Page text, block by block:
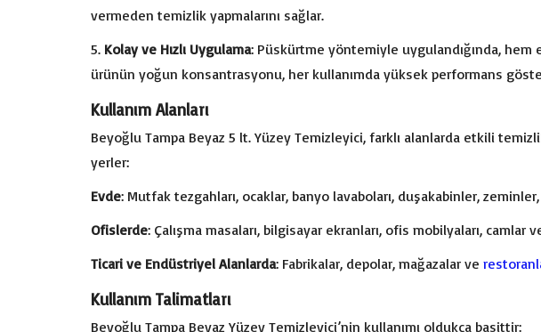
vermeden temizlik yapmalarını sağlar.
Kolay ve Hızlı Uygulama: Püskürtme yöntemiyle uygulandığında, hem
ürünün yoğun konsantrasyonu, her kullanımda yüksek performans
Kullanım Alanları
Beyoğlu Tampa Beyaz 5 lt. Yüzey Temizleyici, farklı alanlarda etkili
yerler:
Evde: Mutfak tezgahları, ocaklar, banyo lavaboları, duşakabinler,
Ofislerde: Çalışma masaları, bilgisayar ekranları, ofis mobilyaları,
Ticari ve Endüstriyel Alanlarda: Fabrikalar, depolar, mağazalar ve
Kullanım Talimatları
Beyoğlu Tampa Beyaz Yüzey Temizleyici’nin kullanımı oldukça basittir: